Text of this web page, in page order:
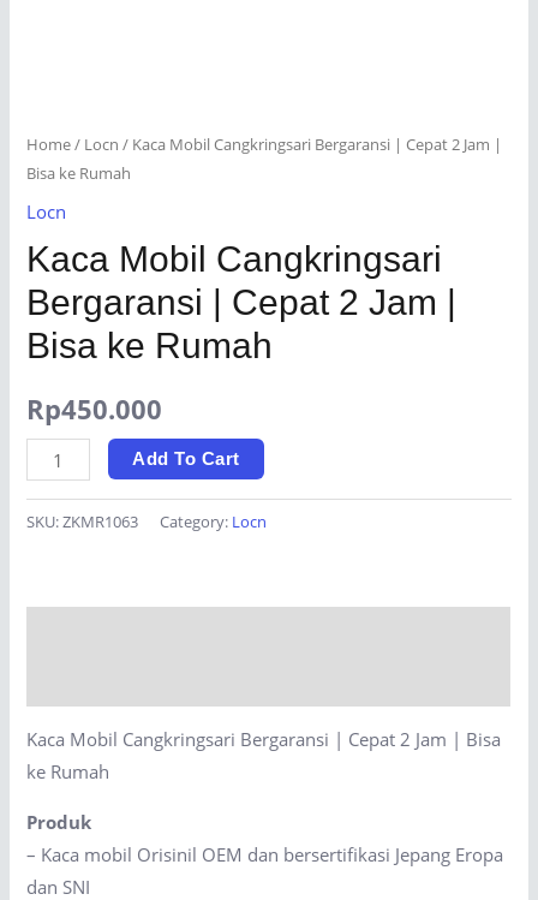
Home/ Locn / Kaca Mobil Cangkringsari Bergaransi | Cepat 2 Jam |
Bisa ke Rumah
Locn
Kaca Mobil Cangkringsari
Bergaransi | Cepat 2 Jam |
Bisa ke Rumah
Rp450.000
Kaca
Mobil
Cangkringsari
|
Bisa
ke
Rumah
quantity
Add To Cart
SKU:ZKMR1063 Category: Locn
Kaca Mobil Cangkringsari Bergaransi | Cepat 2 Jam | Bisa
ke Rumah
Produk
– Kaca mobil Orisinil OEM dan bersertifikasi Jepang Eropa
dan SNI